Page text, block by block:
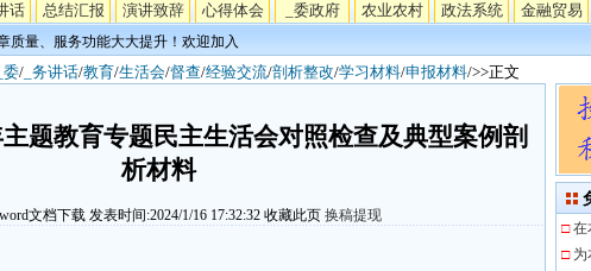
话 总结汇报 演讲致辞 心得体会 _委政府 农业农村 政法系统 金融贸易
质量、服务功能大大提升！欢迎加入
_委/ _务讲话/教育/生活会/督查/经验交流/剖析整改/学习材料/申报材料/>>正文
题教育专题民主生活会对照检查及典型案例剖
析材料
word文档下载 发表时间:2024/1/16 17:32:32 收藏此页 换稿提现
□ 在
□